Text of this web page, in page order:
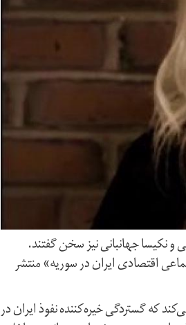
و نکیسا جهانبانی نیز سخن گفتند.
اقتصادی ایران در سوریه» منتشر
که گستردگی خیره‌کننده نفوذ ایران در